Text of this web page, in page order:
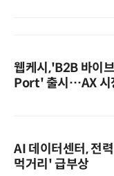
웹케시,'B2B 바이
Port' 출시…AX 시
AI 데이터센터, 전
먹거리' 급부상